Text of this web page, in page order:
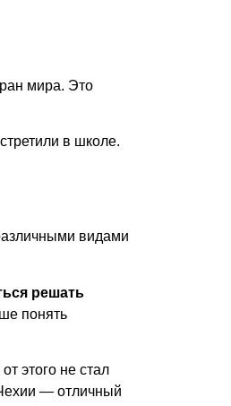
мира. Это
в школе.
видами
решать
понять
этого не стал
— отличный